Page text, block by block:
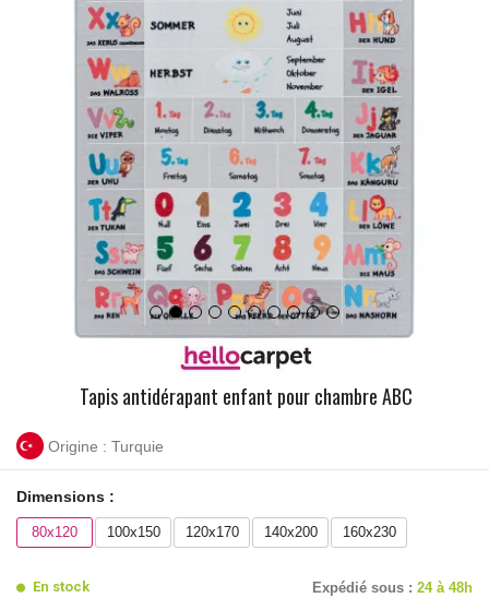
Tapis antidérapant enfant pour chambre ABC
Origine : Turquie
Dimensions :
80x120 100x150 120x170 140x200 160x230
En stock Expédié sous : 24 à 48h